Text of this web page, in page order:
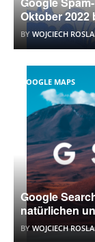
Oktober 2022
BY WOJCIECH
GOOGLE MAPS
Google
natürlichen
BYWOJCIECH